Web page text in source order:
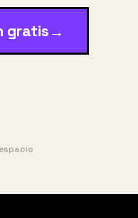
: Estudiar las
comportamiento y
escultórico:
gratis →